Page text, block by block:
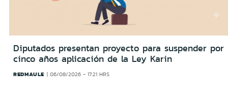
Diputados presentan proyecto para suspender por
cinco años aplicación de la Ley Karin
REDMAULE 06/08/2026 - 17:21 HRS